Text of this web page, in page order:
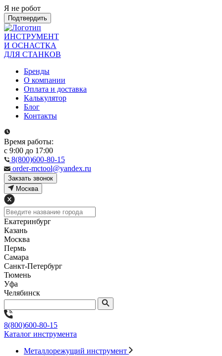
Я не робот
Подтвердить
ИНСТРУМЕНТ
И ОСНАСТКА
ДЛЯ СТАНКОВ
Бренды
О компании
Оплата и доставка
Калькулятор
Блог
Контакты
Время работы:
с 9:00 до 17:00
8(800)600-80-15
order-mctool@yandex.ru
Закзать звонок
Москва
Екатеринбург
Казань
Москва
Пермь
Самара
Санкт-Петербург
Тюмень
Уфа
Челябинск
8(800)600-80-15
Каталог инструмента
Металлорежущий инструмент